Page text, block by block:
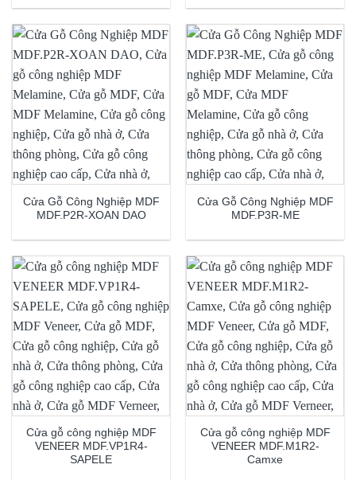
Cửa Gỗ Công Nghiệp MDF
MDF.P2R-XOAN DAO
Cửa Gỗ Công Nghiệp MDF
MDF.P3R-ME
Cửa gỗ công nghiệp MDF
VENEER MDF.VP1R4-
SAPELE
Cửa gỗ công nghiệp MDF
VENEER MDF.M1R2-
Camxe